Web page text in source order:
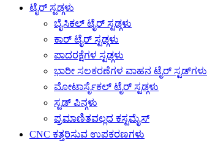
ಟೈರ್ ಸ್ಟಡ್ಗಳು
ಬೈಸಿಕಲ್ ಟೈರ್ ಸ್ಟಡ್ಗಳು
ಕಾರ್ ಟೈರ್ ಸ್ಟಡ್ಗಳು
ಪಾದರಕ್ಷೆಗಳ ಸ್ಟಡ್ಗಳು
ಭಾರೀ ಸಲಕರಣೆಗಳ ವಾಹನ ಟೈರ್ ಸ್ಟಡ್‌ಗಳು
ಮೋಟಾರ್ಸೈಕಲ್ ಟೈರ್ ಸ್ಟಡ್ಗಳು
ಸ್ಟಡ್ ಪಿನ್ಗಳು
ಪ್ರಮಾಣಿತವಲ್ಲದ ಕಸ್ಟಮೈಸ್
CNC ಕತ್ತರಿಸುವ ಉಪಕರಣಗಳು